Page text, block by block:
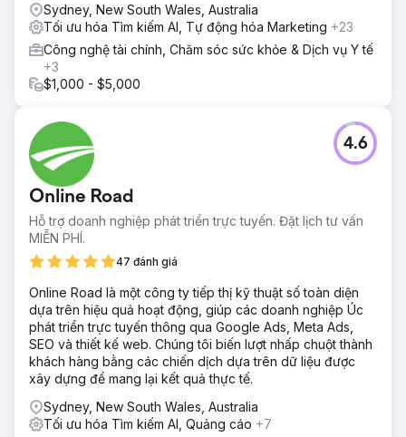
Sydney, New South Wales, Australia
Tối ưu hóa Tìm kiếm AI, Tự động hóa Marketing +23
Công nghệ tài chính, Chăm sóc sức khỏe & Dịch vụ Y tế
+3
$1,000 - $5,000
Online Road
Hỗ trợ doanh nghiệp phát triển trực tuyến. Đặt lịch tư vấn
MIỄN PHÍ.
47 đánh giá
4.6
Online Road là một công ty tiếp thị kỹ thuật số toàn diện
dựa trên hiệu quả hoạt động, giúp các doanh nghiệp Úc
phát triển trực tuyến thông qua Google Ads, Meta Ads,
SEO và thiết kế web. Chúng tôi biến lượt nhấp chuột thành
khách hàng bằng các chiến dịch dựa trên dữ liệu được
xây dựng để mang lại kết quả thực tế.
Sydney, New South Wales, Australia
Tối ưu hóa Tìm kiếm AI, Quảng cáo +7